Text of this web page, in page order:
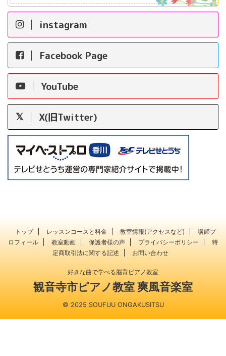
instagram
Facebook Page
YouTube
X(旧Twitter)
トップ レッスンコースと料金 教室情報(アクセスなど)
講師プ
ロフィール
教室動画 保護者様の声 プライバシーポリシー
特
定商取引法に関する記述
お問い合わせ
好きな曲で学べる脳育ピアノ教室
観音寺市ピアノ教室 爽風音楽室
© 2025 SOUFUU ONGAKUSITSU